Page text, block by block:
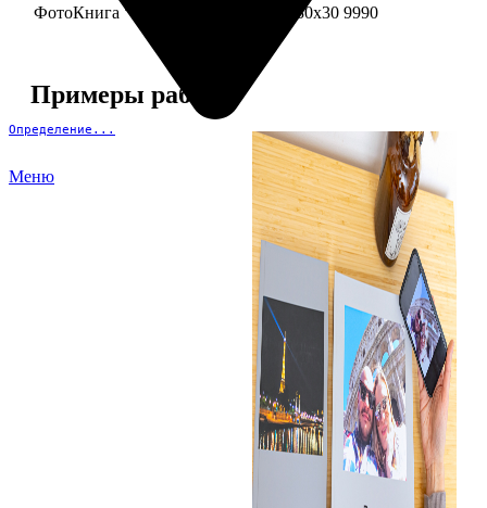
Определение...
Меню
ФотоКнига "Премиум" Свадебная 30x30 9990
Примеры работ